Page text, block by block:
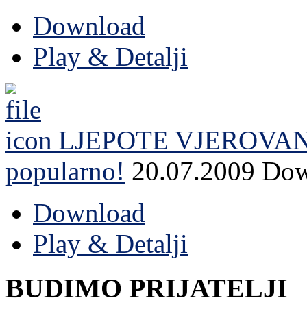
Download
Play & Detalji
LJEPOTE
popularno! 20.07.2009
Download
Play & Detalji
BUDIMO PRIJATELJI